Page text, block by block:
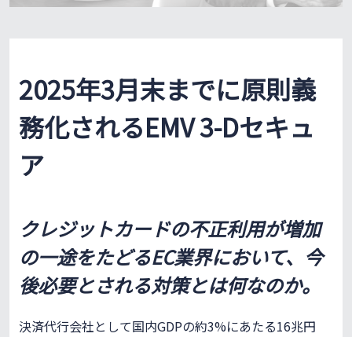
2025年3月末までに原則義
務化されるEMV 3-Dセキュ
ア
クレジットカードの不正利用が増加
の一途をたどるEC業界において、今
後必要とされる対策とは何なのか。
決済代行会社として国内GDPの約3%にあたる16兆円